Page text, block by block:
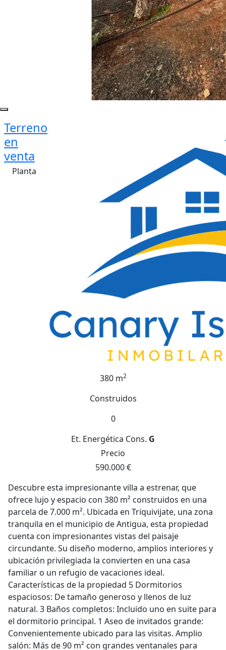
Terreno
en
venta
Planta
380 m2
Construidos
0
Et. Energética Cons. G
Precio
590.000 €
Descubre esta impresionante villa a estrenar, que
ofrece lujo y espacio con 380 m² construidos en una
parcela de 7.000 m². Ubicada en Triquivijate, una zona
tranquila en el municipio de Antigua, esta propiedad
cuenta con impresionantes vistas del paisaje
circundante. Su diseño moderno, amplios interiores y
ubicación privilegiada la convierten en una casa
familiar o un refugio de vacaciones ideal.
Características de la propiedad 5 Dormitorios
espaciosos: De tamaño generoso y llenos de luz
natural. 3 Baños completos: Incluido uno en suite para
el dormitorio principal. 1 Aseo de invitados grande:
Convenientemente ubicado para las visitas. Amplio
salón: Más de 90 m² con grandes ventanales para